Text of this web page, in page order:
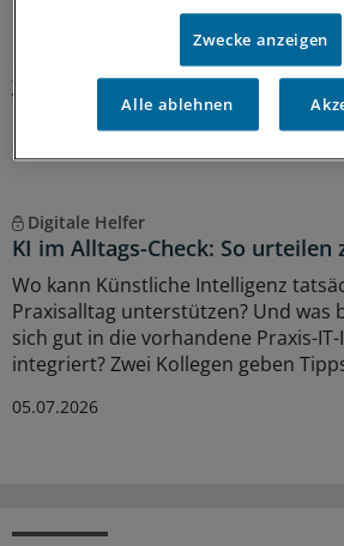
Die Krankenkassen-Variante ohne
Hilfsmittel oder noch ein paar
zahlenden Mehrkosten? Ein GKV-
Versicherten am meisten
Digitale Helfer
KI im Alltags-Check: So urteilen
Wo kann Künstliche Intelligenz
Praxisalltag unterstützen? Und was
sich gut in die vorhandene Praxis-
integriert? Zwei Kollegen geben
05.07.2026
Zwecke anzeigen
Alle ablehnen